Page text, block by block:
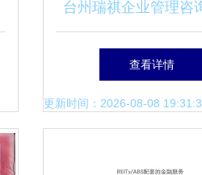
台州瑞祺企业管理咨
式认证与企业管理优
查看详情
更新时间：2026-08-08